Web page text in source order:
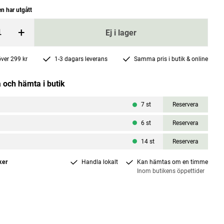
119 kr Previous price:229 kr
Lägg i varukorgen
har utgått
+ Ej i lager
299 kr 1-3 dagars leverans Samma pris i butik & online
och hämta i butik
7 st Reservera
6 st Reservera
14 st Reservera
Handla lokalt
Kan hämtas om en timme
Inom butikens öppettider